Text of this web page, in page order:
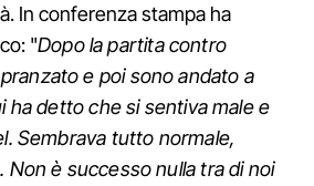
In conferenza stampa ha
"Dopo la partita contro
e poi sono andato a
ha detto che si sentiva male e
Sembrava tutto normale,
Non è successo nulla tra di noi